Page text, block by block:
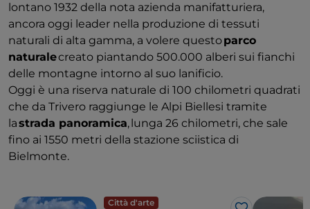
lontano 1932 della nota azienda manifatturiera,
ancora oggi leader nella produzione di tessuti
naturali di alta gamma, a volere questoparco
naturalecreato piantando 500.000 alberi sui fianchi
delle montagne intorno al suo lanificio.
Oggi è una riserva naturale di 100 chilometri quadrati
che da Trivero raggiunge le Alpi Biellesi tramite
lastrada panoramica, lunga 26 chilometri, che sale
fino ai 1550 metri della stazione sciistica di
Bielmonte.
Città d'arte